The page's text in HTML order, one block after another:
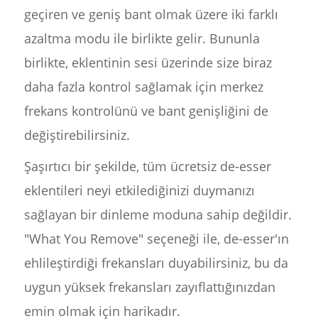
geçiren ve geniş bant olmak üzere iki farklı
azaltma modu ile birlikte gelir. Bununla
birlikte, eklentinin sesi üzerinde size biraz
daha fazla kontrol sağlamak için merkez
frekans kontrolünü ve bant genişliğini de
değiştirebilirsiniz.
Şaşırtıcı bir şekilde, tüm ücretsiz de-esser
eklentileri neyi etkilediğinizi duymanızı
sağlayan bir dinleme moduna sahip değildir.
"What You Remove" seçeneği ile, de-esser'ın
ehlileştirdiği frekansları duyabilirsiniz, bu da
uygun yüksek frekansları zayıflattığınızdan
emin olmak için harikadır.